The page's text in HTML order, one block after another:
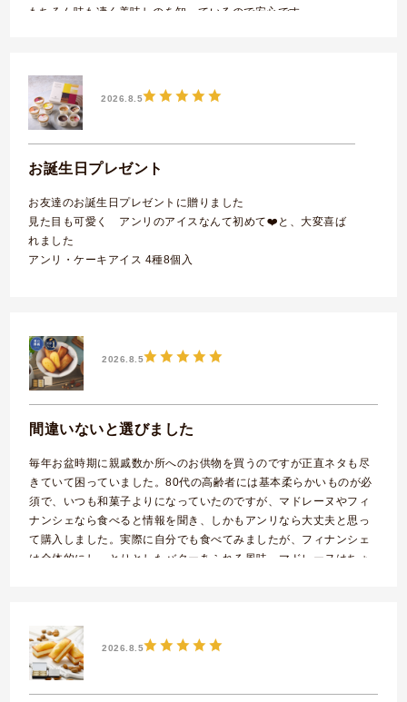
もちろん味も凄く美味しのを知っているので安心です。
2026.8.5
お誕生日プレゼント
お友達のお誕生日プレゼントに贈りました
見た目も可愛く アンリのアイスなんて初めて❤️と、大変喜ば
れました
アンリ・ケーキアイス 4種8個入
2026.8.5
間違いないと選びました
毎年お盆時期に親戚数か所へのお供物を買うのですが正直ネタも尽
きていて困っていました。80代の高齢者には基本柔らかいものが必
須で、いつも和菓子よりになっていたのですが、マドレーヌやフィ
ナンシェなら食べると情報を聞き、しかもアンリなら大丈夫と思っ
て購入しました。実際に自分でも食べてみましたが、フィナンシェ
は全体的にしっとりとしたバターあふれる風味、マドレーヌはちょ
2026.8.5